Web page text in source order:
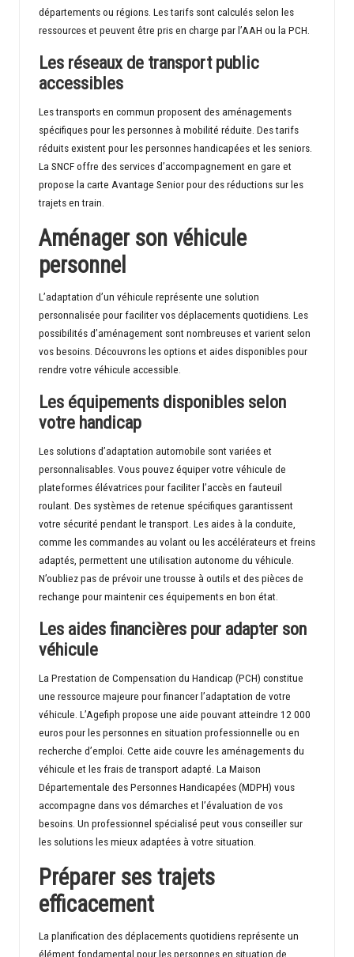
départements ou régions. Les tarifs sont calculés selon les
ressources et peuvent être pris en charge par l’AAH ou la PCH.
Les réseaux de transport public
accessibles
Les transports en commun proposent des aménagements
spécifiques pour les personnes à mobilité réduite. Des tarifs
réduits existent pour les personnes handicapées et les seniors.
La SNCF offre des services d’accompagnement en gare et
propose la carte Avantage Senior pour des réductions sur les
trajets en train.
Aménager son véhicule
personnel
L’adaptation d’un véhicule représente une solution
personnalisée pour faciliter vos déplacements quotidiens. Les
possibilités d’aménagement sont nombreuses et varient selon
vos besoins. Découvrons les options et aides disponibles pour
rendre votre véhicule accessible.
Les équipements disponibles selon
votre handicap
Les solutions d’adaptation automobile sont variées et
personnalisables. Vous pouvez équiper votre véhicule de
plateformes élévatrices pour faciliter l’accès en fauteuil
roulant. Des systèmes de retenue spécifiques garantissent
votre sécurité pendant le transport. Les aides à la conduite,
comme les commandes au volant ou les accélérateurs et freins
adaptés, permettent une utilisation autonome du véhicule.
N’oubliez pas de prévoir une trousse à outils et des pièces de
rechange pour maintenir ces équipements en bon état.
Les aides financières pour adapter son
véhicule
La Prestation de Compensation du Handicap (PCH) constitue
une ressource majeure pour financer l’adaptation de votre
véhicule. L’Agefiph propose une aide pouvant atteindre 12 000
euros pour les personnes en situation professionnelle ou en
recherche d’emploi. Cette aide couvre les aménagements du
véhicule et les frais de transport adapté. La Maison
Départementale des Personnes Handicapées (MDPH) vous
accompagne dans vos démarches et l’évaluation de vos
besoins. Un professionnel spécialisé peut vous conseiller sur
les solutions les mieux adaptées à votre situation.
Préparer ses trajets
efficacement
La planification des déplacements quotidiens représente un
élément fondamental pour les personnes en situation de